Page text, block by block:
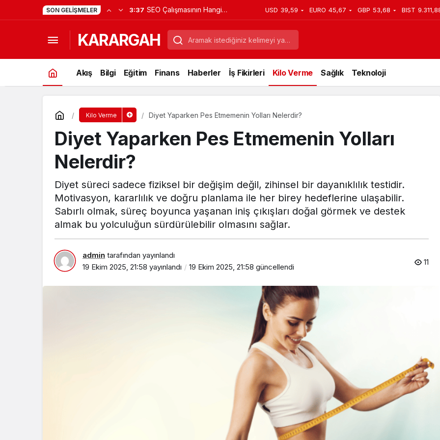
SON GELIŞMELER 3:37 SEO Çalışmasının Hangi
Aşamasında Tanıtım Yazısı
USD 39,59 EURO 45,67 GBP 53,68 BIST
KARARGAH
Akış Bilgi Eğitim Finans Haberler İş Fikirleri Kilo Verme Sağlık Teknoloji
Kilo Verme Diyet Yaparken Pes Etmemenin Yolları Nelerdir?
Diyet Yaparken Pes Etmemenin Yolları
Nelerdir?
Diyet süreci sadece fiziksel bir değişim değil, zihinsel bir dayanıklılık testidir.
Motivasyon, kararlılık ve doğru planlama ile her birey hedeflerine ulaşabilir.
Sabırlı olmak, süreç boyunca yaşanan iniş çıkışları doğal görmek ve destek
almak bu yolculuğun sürdürülebilir olmasını sağlar.
admin tarafından yayınlandı
19 Ekim 2025, 21:58 yayınlandı 19 Ekim 2025, 21:58 güncellendi 11